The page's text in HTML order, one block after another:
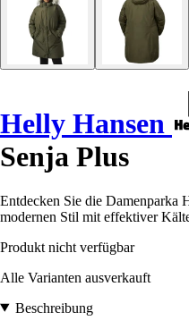
Helly Hansen
Senja Plus
Entdecken Sie die Damenparka
modernen Stil mit effektiver
Produkt nicht verfügbar
Alle Varianten ausverkauft
Beschreibung